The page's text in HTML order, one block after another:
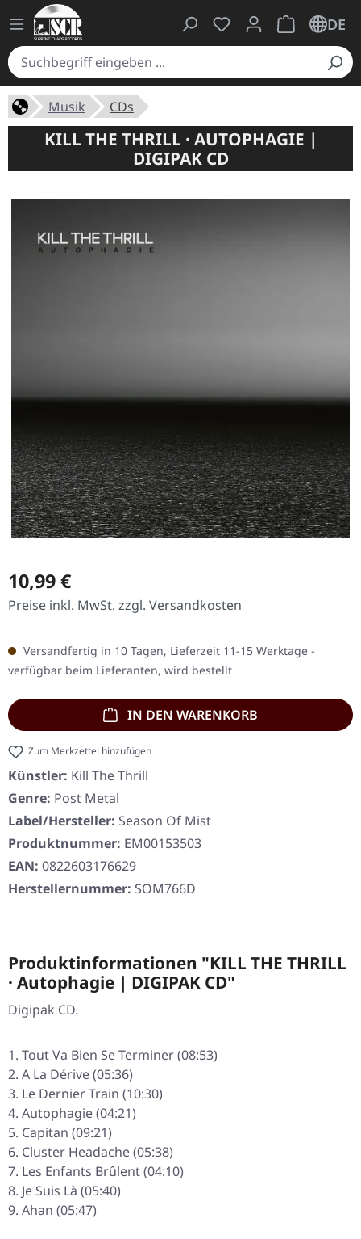
Du hast 0 Produkte
Warenkorb
DE
Musik CDs
KILL THE THRILL · AUTOPHAGIE |
DIGIPAK CD
Regulärer Preis:
10,99 €
Preise inkl. MwSt. zzgl. Versandkosten
Versandfertig in 10 Tagen, Lieferzeit 11-15 Werktage -
verfügbar beim Lieferanten, wird bestellt
IN DEN WARENKORB
Zum Merkzettel hinzufügen
Künstler: Kill The Thrill
Genre: Post Metal
Label/Hersteller: Season Of Mist
Produktnummer: EM00153503
EAN: 0822603176629
Herstellernummer: SOM766D
Produktinformationen "KILL THE THRILL
· Autophagie | DIGIPAK CD"
Digipak CD.
Tout Va Bien Se Terminer (08:53)
A La Dérive (05:36)
Le Dernier Train (10:30)
Autophagie (04:21)
Capitan (09:21)
Cluster Headache (05:38)
Les Enfants Brûlent (04:10)
Je Suis Là (05:40)
Ahan (05:47)